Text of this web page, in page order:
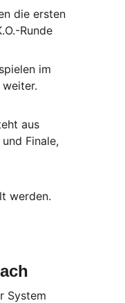
die ersten
Runde
im
aus
Finale,
werden.
System